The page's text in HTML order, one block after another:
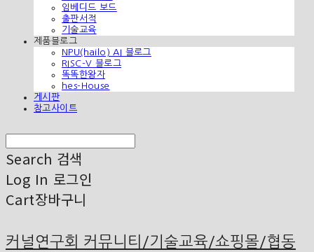
임베디드 보드
출판서적
기술교육
제품블로그
NPU(hailo) AI 블로그
RISC-V 블로그
똑똑한왕자
hes-House
게시판
참고사이트
Search 검색
Log In 로그인
Cart장바구니
커널연구회 커뮤니티/기술교육/쇼핑몰/협동